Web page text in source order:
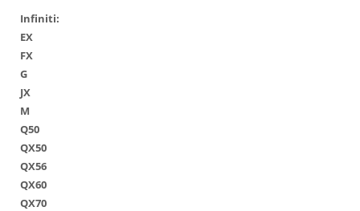
Infiniti:
EX
FX
G
JX
M
Q50
QX50
QX56
QX60
QX70